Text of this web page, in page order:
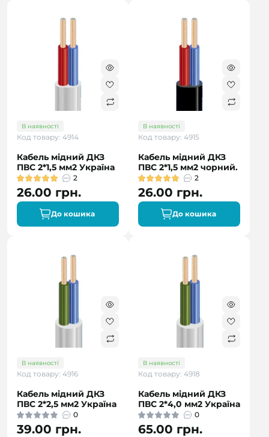
В наявності
Код товару: 4914
Кабель мідний ДКЗ
ПВС 2*1,5 мм2 Україна
2
26.00 грн.
До кошика
В наявності
Код товару: 4915
Кабель мідний ДКЗ
ПВС 2*1,5 мм2 чорний.
2
26.00 грн.
До кошика
В наявності
Код товару: 4916
Кабель мідний ДКЗ
ПВС 2*2,5 мм2 Україна
0
39.00 грн.
В наявності
Код товару: 4918
Кабель мідний ДКЗ
ПВС 2*4,0 мм2 Україна
0
65.00 грн.